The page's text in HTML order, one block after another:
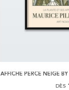
AFFICHE PERCE NEIGE
DÈS